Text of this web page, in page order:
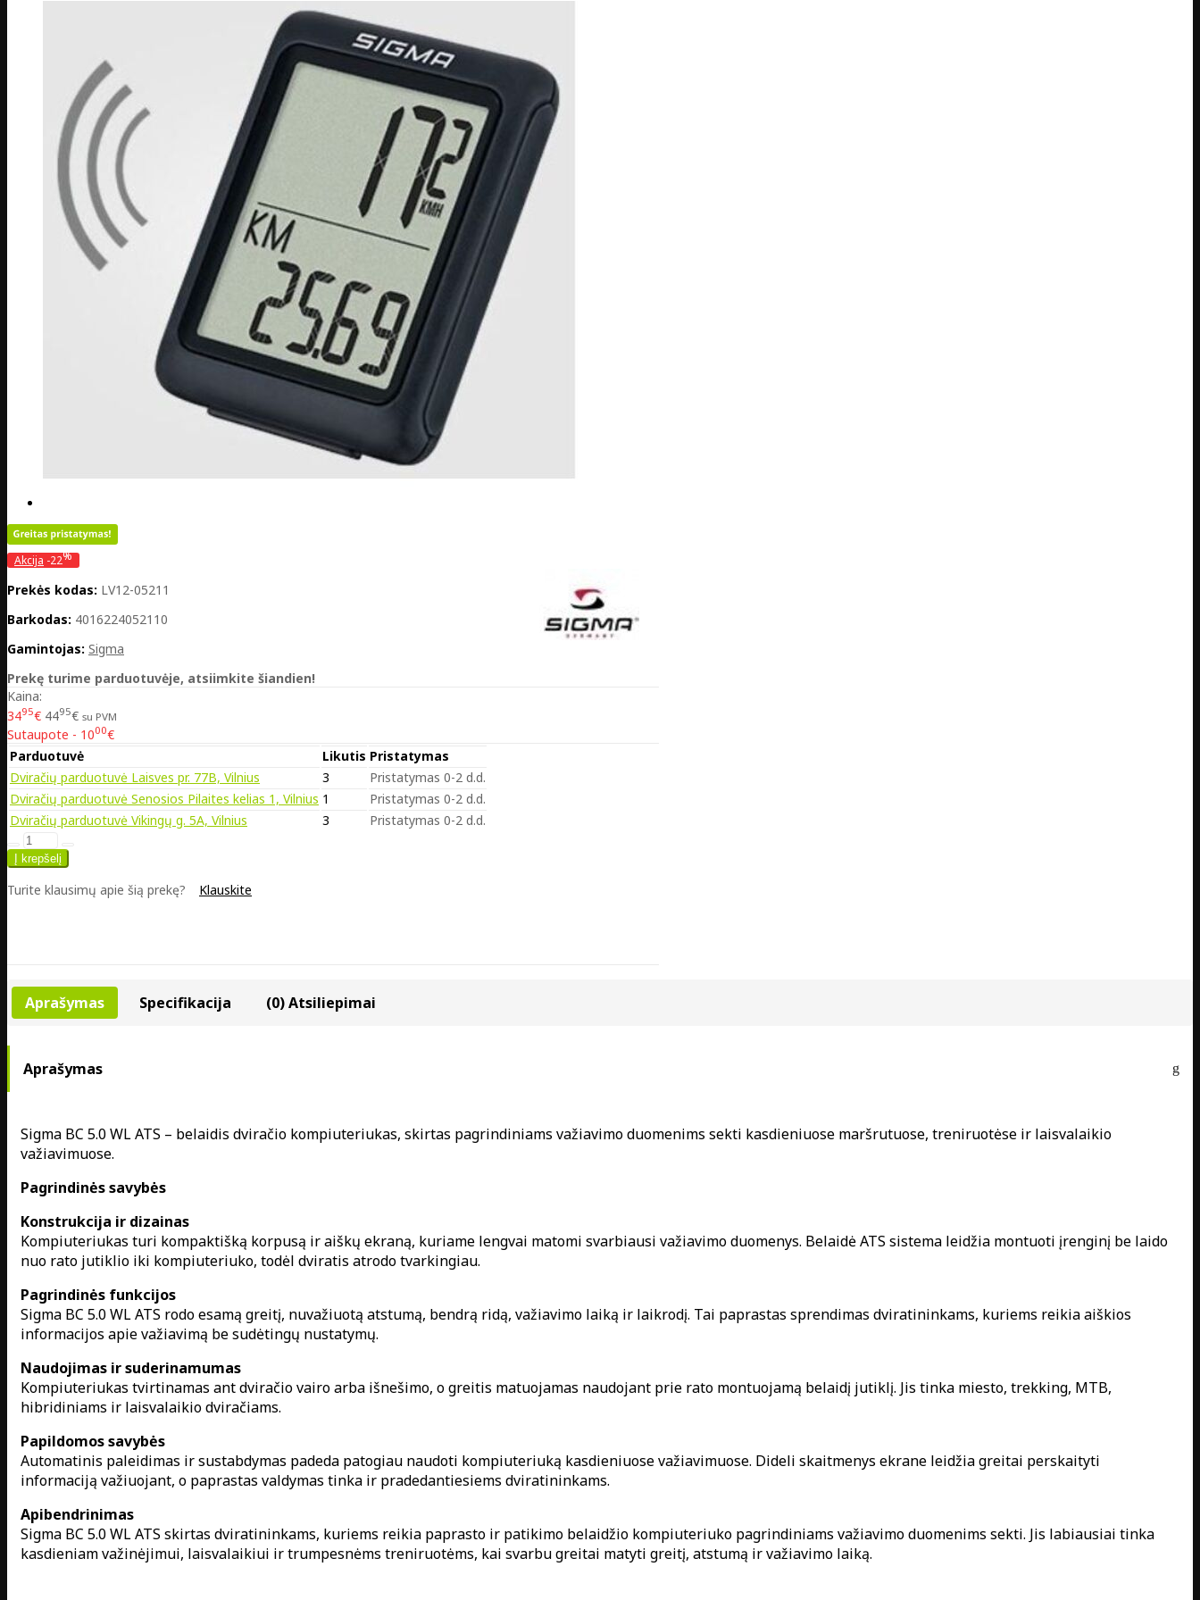
Akcija -22%
Prekės kodas: LV12-05211
Barkodas: 4016224052110
Gamintojas: Sigma
Prekę turime parduotuvėje, atsiimkite šiandien!
Kaina:
3495€ 4495€ su PVM
Sutaupote - 1000€
Parduotuvė
Likutis Pristatymas
Dviračių parduotuvė Laisves pr. 77B, Vilnius
3
Pristatymas 0-2 d.d.
Dviračių parduotuvė Senosios Pilaites kelias 1, Vilnius 1
Pristatymas 0-2 d.d.
Dviračių parduotuvė Vikingų g. 5A, Vilnius
3 Pristatymas 0-2 d.d.
Turite klausimų apie šią prekę? Klauskite
Aprašymas Specifikacija (0) Atsiliepimai
Aprašymas
Sigma BC 5.0 WL ATS – belaidis dviračio kompiuteriukas, skirtas pagrindiniams važiavimo duomenims sekti kasdieniuose maršrutuose, treniruotėse ir laisvalaikio
važiavimuose.
Pagrindinės savybės
Konstrukcija ir dizainas
Kompiuteriukas turi kompaktišką korpusą ir aiškų ekraną, kuriame lengvai matomi svarbiausi važiavimo duomenys. Belaidė ATS sistema leidžia montuoti įrenginį be laido
nuo rato jutiklio iki kompiuteriuko, todėl dviratis atrodo tvarkingiau.
Pagrindinės funkcijos
Sigma BC 5.0 WL ATS rodo esamą greitį, nuvažiuotą atstumą, bendrą ridą, važiavimo laiką ir laikrodį. Tai paprastas sprendimas dviratininkams, kuriems reikia aiškios
informacijos apie važiavimą be sudėtingų nustatymų.
Naudojimas ir suderinamumas
Kompiuteriukas tvirtinamas ant dviračio vairo arba išnešimo, o greitis matuojamas naudojant prie rato montuojamą belaidį jutiklį. Jis tinka miesto, trekking, MTB,
hibridiniams ir laisvalaikio dviračiams.
Papildomos savybės
Automatinis paleidimas ir sustabdymas padeda patogiau naudoti kompiuteriuką kasdieniuose važiavimuose. Dideli skaitmenys ekrane leidžia greitai perskaityti
informaciją važiuojant, o paprastas valdymas tinka ir pradedantiesiems dviratininkams.
Apibendrinimas
Sigma BC 5.0 WL ATS skirtas dviratininkams, kuriems reikia paprasto ir patikimo belaidžio kompiuteriuko pagrindiniams važiavimo duomenims sekti. Jis labiausiai tinka
kasdieniam važinėjimui, laisvalaikiui ir trumpesnėms treniruotėms, kai svarbu greitai matyti greitį, atstumą ir važiavimo laiką.